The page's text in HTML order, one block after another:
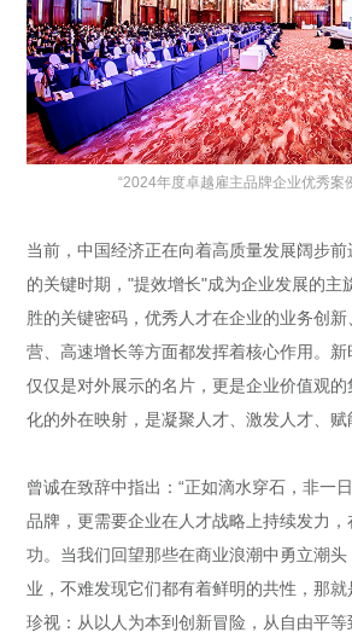
“2024年度卓越雇主品牌企业优秀案
当前，中国经济正在向着高质量发展阔步
的关键时期，"提效增长"成为企业发展的主
胜的关键密码，优秀人才在企业的业务创
营、高速增长等方面都发挥着核心作用。
仅仅是对外展示的名片，更是企业价值观
化的外在映射，是凝聚人才、激发人才、赋
曾诚在致辞中指出：“正如滴水穿石，非一
品牌，更需要企业在人才战略上持续发力
功。当我们回望那些在商业浪潮中勇立潮
业，不难发现它们都有着鲜明的共性，那
珍视：从以人为本到创新冒险，从自由平